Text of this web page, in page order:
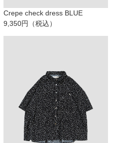
Crepe check dress BLUE
9,350円（税込）